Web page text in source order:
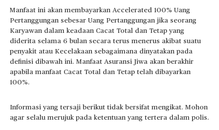
Manfaat ini akan membayarkan Accelerated 100% Uang
Pertanggungan sebesar Uang Pertanggungan jika seorang
Karyawan dalam keadaan Cacat Total dan Tetap yang
diderita selama 6 bulan secara terus menerus akibat suatu
penyakit atau Kecelakaan sebagaimana dinyatakan pada
definisi dibawah ini. Manfaat Asuransi Jiwa akan berakhir
apabila manfaat Cacat Total dan Tetap telah dibayarkan
100%.
Informasi yang tersaji berikut tidak bersifat mengikat. Mohon
agar selalu merujuk pada ketentuan yang tertera dalam polis.